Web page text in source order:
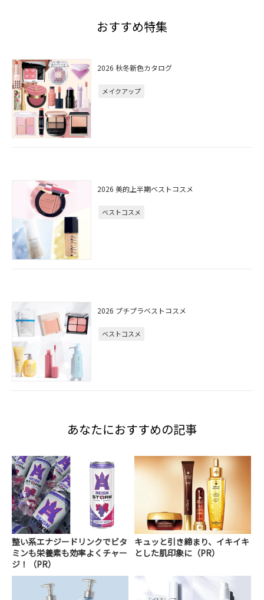
おすすめ特集
2026 秋冬新色カタログ
メイクアップ
2026 美的上半期ベストコスメ
ベストコスメ
2026 プチプラベストコスメ
ベストコスメ
あなたにおすすめの記事
整い系エナジードリンクでビタ
ミンも栄養素も効率よくチャー
ジ！（PR）
キュッと引き締まり、イキイキ
とした肌印象に（PR）